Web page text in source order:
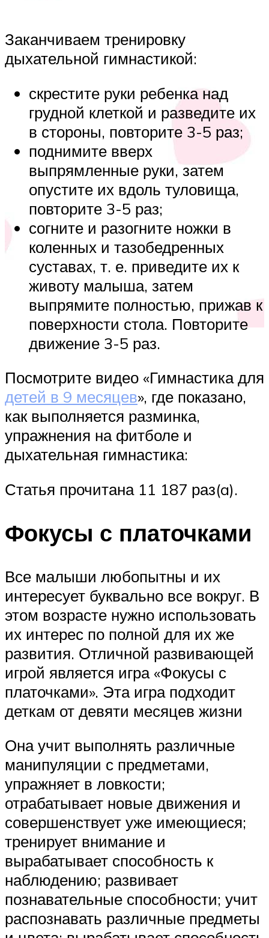
Заканчиваем тренировку
дыхательной гимнастикой:
скрестите руки ребенка над
грудной клеткой и разведите их
в стороны, повторите 3-5 раз;
поднимите вверх
выпрямленные руки, затем
опустите их вдоль туловища,
повторите 3-5 раз;
согните и разогните ножки в
коленных и тазобедренных
суставах, т. е. приведите их к
животу малыша, затем
выпрямите полностью, прижав к
поверхности стола. Повторите
движение 3-5 раз.
Посмотрите видео «Гимнастика для
детей в 9 месяцев», где показано,
как выполняется разминка,
упражнения на фитболе и
дыхательная гимнастика:
Статья прочитана 11 187 раз(a).
Фокусы с платочками
Все малыши любопытны и их
интересует буквально все вокруг. В
этом возрасте нужно использовать
их интерес по полной для их же
развития. Отличной развивающей
игрой является игра «Фокусы с
платочками». Эта игра подходит
деткам от девяти месяцев жизни
Она учит выполнять различные
манипуляции с предметами,
упражняет в ловкости;
отрабатывает новые движения и
совершенствует уже имеющиеся;
тренирует внимание и
вырабатывает способность к
наблюдению; развивает
познавательные способности; учит
распознавать различные предметы